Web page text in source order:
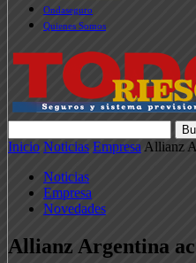
Ondaseguro
Quienes Somos
Inicio Noticias Empresa Allianz
Noticias
Empresa
Novedades
Allianz Argentina